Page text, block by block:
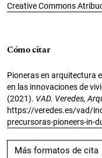
Creative Commons
Cómo citar
Pioneras en arquitectura
en las innovaciones de
(2021). VAD. Veredes,
https://veredes.es/vad/
precursoras-pioneers-in-
Más formatos de cita